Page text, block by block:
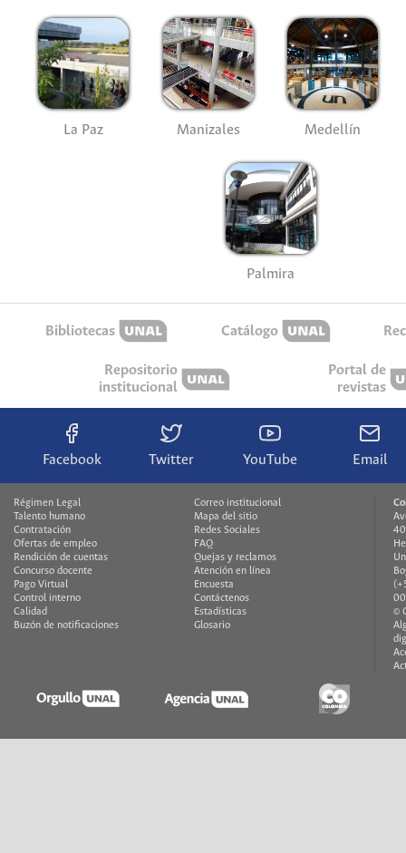
La Paz Manizales Medellín
Palmira
Bibliotecas Catálogo
Repositorio
institucional
Portal de
revistas
Facebook Twitter YouTube Email
Régimen Legal
Talento humano
Contratación
Ofertas de empleo
Rendición de cuentas
Concurso docente
Pago Virtual
Control interno
Calidad
Buzón de notificaciones
Correo institucional
Mapa del sitio
Redes Sociales
FAQ
Quejas y reclamos
Atención en línea
Encuesta
Contáctenos
Estadísticas
Glosario
©